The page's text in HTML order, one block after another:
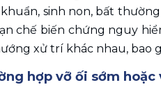
sinh non, bất
chế biến chứng nguy
xử trí khác nhau, bao
hợp vỡ ối sớm